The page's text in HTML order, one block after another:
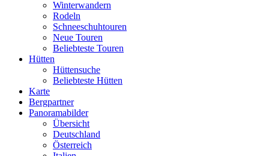
Winterwandern
Rodeln
Schneeschuhtouren
Neue Touren
Beliebteste Touren
Hütten
Hüttensuche
Beliebteste Hütten
Karte
Bergpartner
Panoramabilder
Übersicht
Deutschland
Österreich